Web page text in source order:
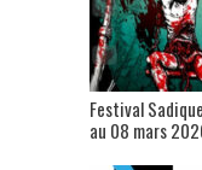
Festival
au 08 mars